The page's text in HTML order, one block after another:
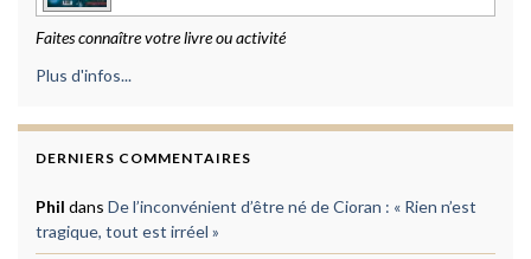
Faites connaître votre livre ou activité
Plus d'infos...
DERNIERS COMMENTAIRES
Phil dans De l’inconvénient d’être né de Cioran : « Rien n’est
tragique, tout est irréel »